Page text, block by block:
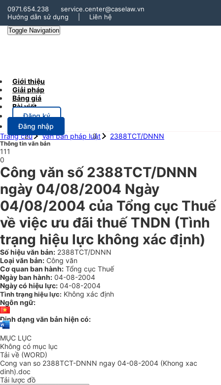
0971.654.238
service.center@caselaw.vn
Hướng dẫn sử dụng
Liên hệ
Toggle Navigation
Giới thiệu
Giải pháp
Bảng giá
Bài viết
Đăng ký
Đăng nhập
Trang chủ
Văn bản pháp luật 2388TCT/DNNN
Thông tin văn bản
111
0
Công văn số 2388TCT/DNNN
ngày 04/08/2004 Ngày
04/08/2004 của Tổng cục Thuế
về việc ưu đãi thuế TNDN (Tình
trạng hiệu lực không xác định)
Số hiệu văn bản: 2388TCT/DNNN
Loại văn bản: Công văn
Cơ quan ban hành: Tổng cục Thuế
Ngày ban hành: 04-08-2004
Ngày có hiệu lực: 04-08-2004
Tình trạng hiệu lực: Không xác định
Ngôn ngữ:
Định dạng văn bản hiện có:
MỤC LỤC
Không có mục lục
Tải về (WORD)
Cong van so 2388TCT-DNNN ngay 04-08-2004 (Khong xac
dinh).doc
Tải lược đồ